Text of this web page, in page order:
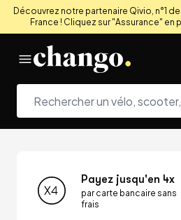
Découvrez notre partenaire Qivio, n°1
France ! Cliquez sur "Assurance" en
Payez jusqu'en 4x
par carte bancaire sans
frais